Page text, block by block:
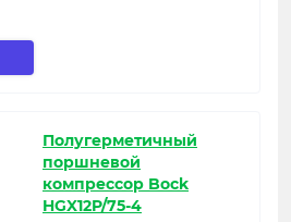
Полугерметичный
поршневой
компрессор Bock
HGX12P/75-4